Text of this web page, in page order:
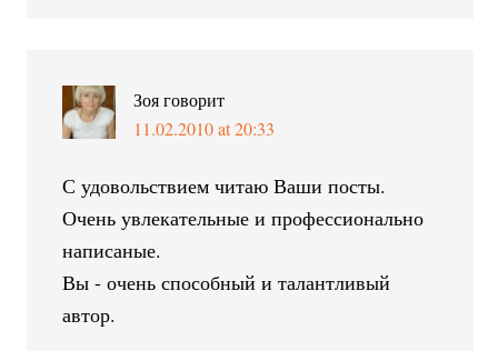
Зоя говорит
11.02.2010 at 20:33
С удовольствием читаю Ваши посты.
Очень увлекательные и профессионально
написаные.
Вы - очень способный и талантливый
автор.